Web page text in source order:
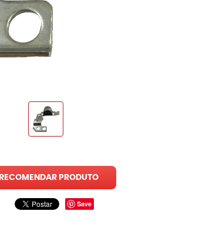
RECOMENDAR PRODUTO
Save